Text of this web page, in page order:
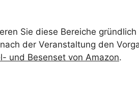
Sie diese Bereiche
der Veranstaltung den
und Besenset von Amazon.